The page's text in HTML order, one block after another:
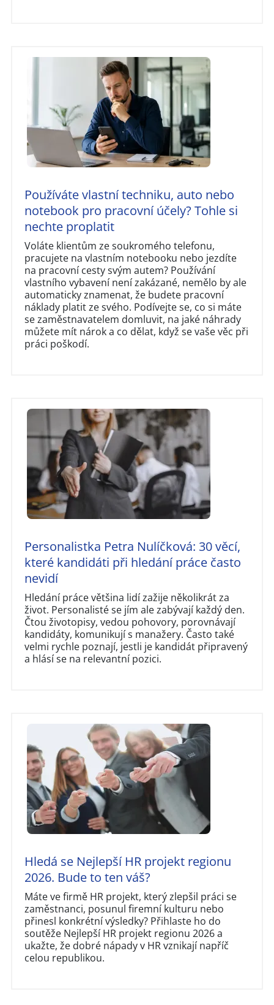
Používáte vlastní techniku, auto nebo
notebook pro pracovní účely? Tohle si
nechte proplatit
Voláte klientům ze soukromého telefonu,
pracujete na vlastním notebooku nebo jezdíte
na pracovní cesty svým autem? Používání
vlastního vybavení není zakázané, nemělo by ale
automaticky znamenat, že budete pracovní
náklady platit ze svého. Podívejte se, co si máte
se zaměstnavatelem domluvit, na jaké náhrady
můžete mít nárok a co dělat, když se vaše věc při
práci poškodí.
Personalistka Petra Nulíčková: 30 věcí,
které kandidáti při hledání práce často
nevidí
Hledání práce většina lidí zažije několikrát za
život. Personalisté se jím ale zabývají každý den.
Čtou životopisy, vedou pohovory, porovnávají
kandidáty, komunikují s manažery. Často také
velmi rychle poznají, jestli je kandidát připravený
a hlásí se na relevantní pozici.
Hledá se Nejlepší HR projekt regionu
2026. Bude to ten váš?
Máte ve firmě HR projekt, který zlepšil práci se
zaměstnanci, posunul firemní kulturu nebo
přinesl konkrétní výsledky? Přihlaste ho do
soutěže Nejlepší HR projekt regionu 2026 a
ukažte, že dobré nápady v HR vznikají napříč
celou republikou.